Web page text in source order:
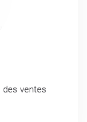
des ventes